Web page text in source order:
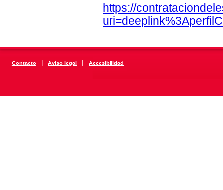
https://
Contacto | Aviso legal | Accesibilidad